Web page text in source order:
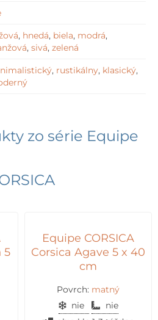
, hnedá, biela, modrá,
, sivá, zelená
, rustikálny, klasický,
zo série Equipe
5
Equipe CORSICA
Corsica Agave 5 x 40
cm
Povrch: matný
nie
nie